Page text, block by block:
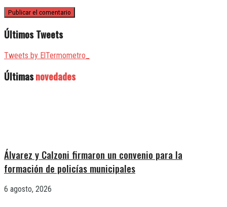
Últimos Tweets
Tweets by ElTermometro_
Últimasnovedades
Álvarez y Calzoni firmaron un convenio para la
formación de policías municipales
6 agosto, 2026